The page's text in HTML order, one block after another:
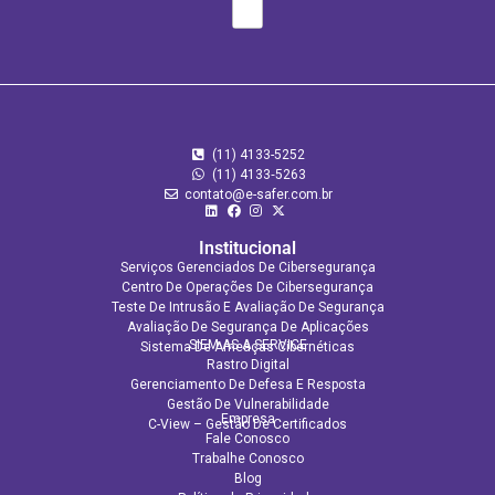
(11) 4133-5252
(11) 4133‑5263
contato@e-safer.com.br
Institucional
Serviços Gerenciados De Cibersegurança
Centro De Operações De Cibersegurança
Teste De Intrusão E Avaliação De Segurança
Avaliação De Segurança De Aplicações​
Sistema De Ameaças Cibernéticas
SIEM AS A SERVICE
Rastro Digital
Gerenciamento De Defesa E Resposta
Gestão De Vulnerabilidade
C-View – Gestão De Certificados
Empresa
Fale Conosco
Trabalhe Conosco
Blog